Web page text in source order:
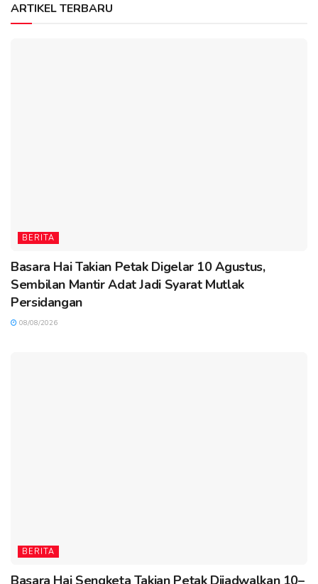
ARTIKEL TERBARU
BERITA
Basara Hai Takian Petak Digelar 10 Agustus,
Sembilan Mantir Adat Jadi Syarat Mutlak
Persidangan
08/08/2026
BERITA
Basara Hai Sengketa Takian Petak Dijadwalkan 10–